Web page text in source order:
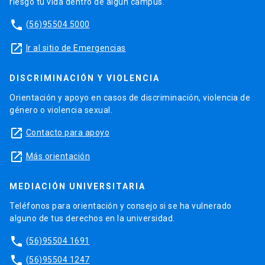
phone (56)95504 5000
launch Ir al sitio de Emergencias
DISCRIMINACIÓN Y VIOLENCIA
Orientación y apoyo en casos de discriminación, violencia de
género o violencia sexual.
launch Contacto para apoyo
launch Más orientación
MEDIACIÓN UNIVERSITARIA
Teléfonos para orientación y consejo si se ha vulnerado
alguno de tus derechos en la universidad.
phone (56)95504 1691
phone (56)95504 1247